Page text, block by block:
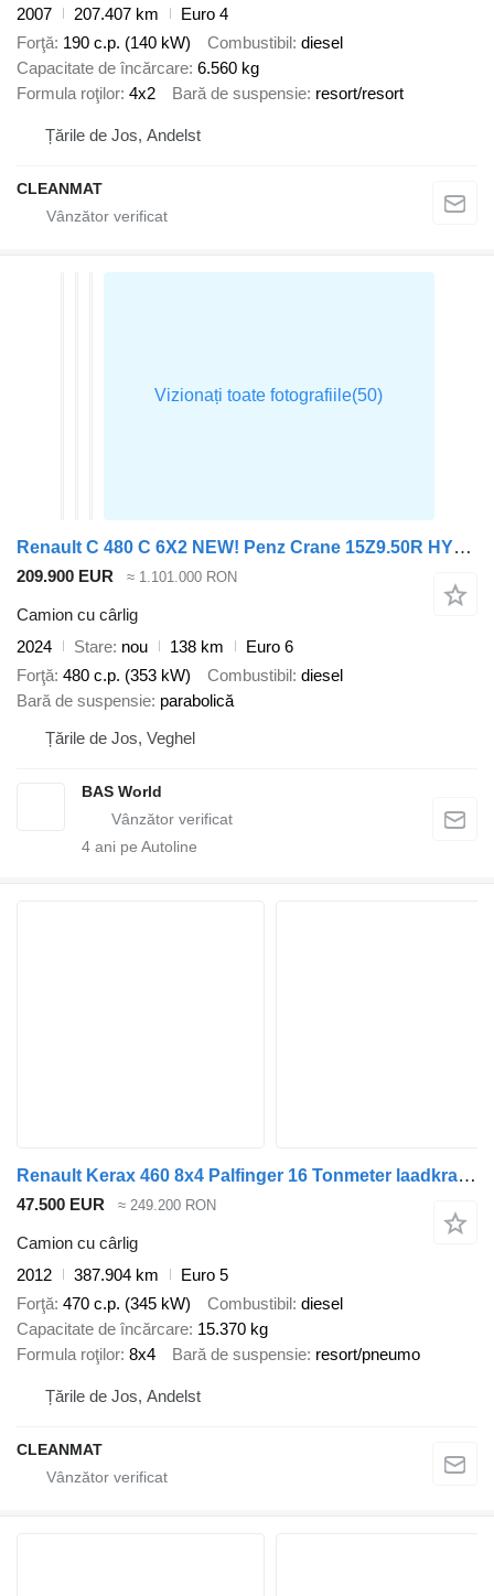
2007
207.407 km
Euro 4
Forţă 190 c.p. (140 kW) Combustibil
diesel
Capacitate de încărcare 6.560 kg
Formula roţilor 4x2 Bară de suspensie resort/resort
Țările de Jos, Andelst
CLEANMAT
Renault C 480 C 6X2 NEW! Penz Crane 15Z9.50R HYVA 20-57S Lift-Axle Euro
209.900 EUR ≈ 1.101.000 RON
Camion cu cârlig
2024
Stare nou 138 km
Euro 6
Forţă 480 c.p. (353 kW) Combustibil diesel
Bară de suspensie parabolică
Țările de Jos, Veghel
BAS World
4 ani pe Autoline
Renault Kerax 460 8x4 Palfinger 16 Tonmeter laadkraan
47.500 EUR ≈ 249.200 RON
Camion cu cârlig
2012
387.904 km
Euro 5
Forţă 470 c.p. (345 kW) Combustibil diesel
Capacitate de încărcare 15.370 kg
Formula roţilor 8x4 Bară de suspensie resort/pneumo
Țările de Jos, Andelst
CLEANMAT